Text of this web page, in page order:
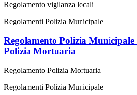
Regolamento vigilanza locali
Regolamenti Polizia Municipale
Regolamento Polizia Municipale
Polizia Mortuaria
Regolamento Polizia Mortuaria
Regolamenti Polizia Municipale